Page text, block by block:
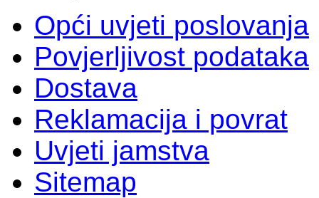
Opći uvjeti poslovanja
Povjerljivost podataka
Dostava
Reklamacija i povrat
Uvjeti jamstva
Sitemap